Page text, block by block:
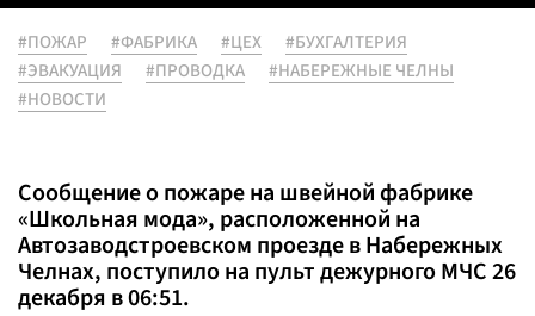
#ПОЖАР #ФАБРИКА #ЦЕХ
#БУХГАЛТЕРИЯ
#ЭВАКУАЦИЯ
#ПРОВОДКА
#НАБЕРЕЖНЫЕ ЧЕЛНЫ
#НОВОСТИ
Сообщение о пожаре на швейной фабрике
«Школьная мода», расположенной на
Автозаводстроевском проезде в Набережных
Челнах, поступило на пульт дежурного МЧС 26
декабря в 06:51.